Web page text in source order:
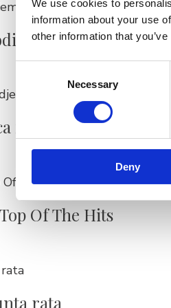
We use cookies to
information about your use
other information that
Necessary
Deny
po Brelima
djecu
Of The Hits
rata